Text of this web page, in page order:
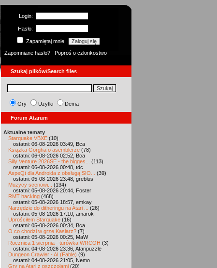
Login:
Hasło:
Zapamiętaj mnie
Zapomniane hasło?
Poproś o członkostwo
Szukaj plików/Search files
Gry Użytki Dema
Forum Atarum
Aktualne tematy
Starquake VBXE (10)
ostatni: 06-08-2026 03:49, Bca
Książka Gorgha o asemblerze (78)
ostatni: 06-08-2026 02:52, Bca
Silly Venture 2026SE - the bigges...
(113)
ostatni: 06-08-2026 00:48, tdc
AspeQt dla Androida z obsługą SIO...
(39)
ostatni: 05-08-2026 23:48, greblus
Muzycy scenowi...
(134)
ostatni: 05-08-2026 20:44, Foster
RMT hacking (468)
ostatni: 05-08-2026 18:57, emkay
Narzędzie do ditheringu na Atari ...
(26)
ostatni: 05-08-2026 17:10, amarok
Uprościłem Starquake (16)
ostatni: 05-08-2026 00:34, Bca
O co chodzi w grze Kasiarz? (7)
ostatni: 05-08-2026 00:25, MaW
Rocznica 1 sierpnia - turówka WRCOH (3)
ostatni: 04-08-2026 23:36, Ataripuzzle
Dungeon Crawler - AI (Fable) (9)
ostatni: 04-08-2026 21:05, Nemo
Gry na Atari z pszczołami (20)